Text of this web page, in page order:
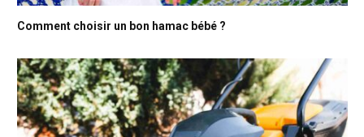
Comment choisir un bon hamac bébé ?